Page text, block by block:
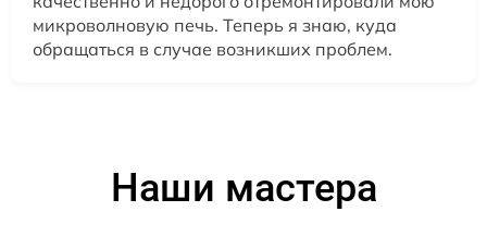
микроволновую печь. Теперь я знаю, куда
обращаться в случае возникших проблем.
Наши мастера